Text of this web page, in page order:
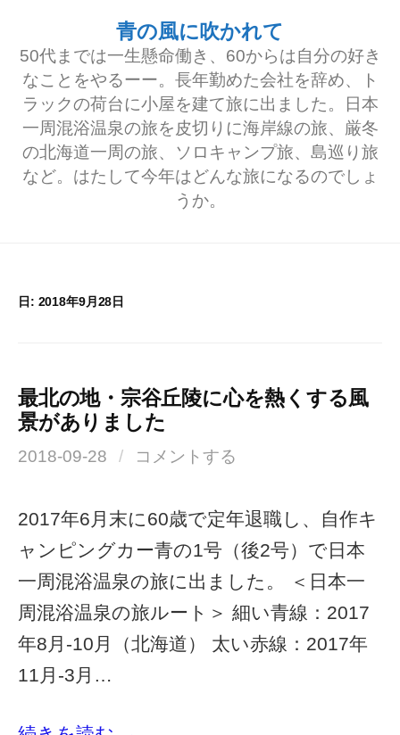
青の風に吹かれて
50代までは一生懸命働き、60からは自分の好き
なことをやるーー。長年勤めた会社を辞め、ト
ラックの荷台に小屋を建て旅に出ました。日本
一周混浴温泉の旅を皮切りに海岸線の旅、厳冬
の北海道一周の旅、ソロキャンプ旅、島巡り旅
など。はたして今年はどんな旅になるのでしょ
うか。
日: 2018年9月28日
最北の地・宗谷丘陵に心を熱くする風
景がありました
2018-09-28 / コメントする
2017年6月末に60歳で定年退職し、自作キ
ャンピングカー青の1号（後2号）で日本
一周混浴温泉の旅に出ました。 ＜日本一
周混浴温泉の旅ルート＞ 細い青線：2017
年8月-10月（北海道） 太い赤線：2017年
11月-3月…